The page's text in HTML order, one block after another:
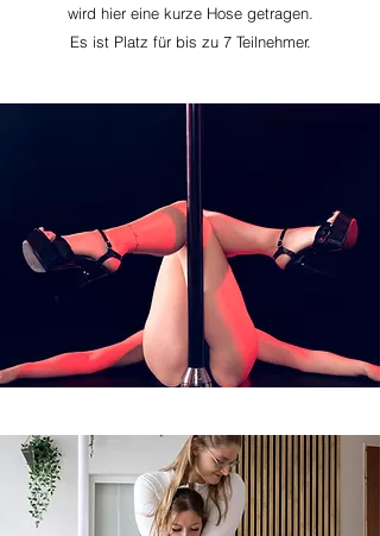
wird hier eine kurze Hose getragen.
Es ist Platz für bis zu 7 Teilnehmer.